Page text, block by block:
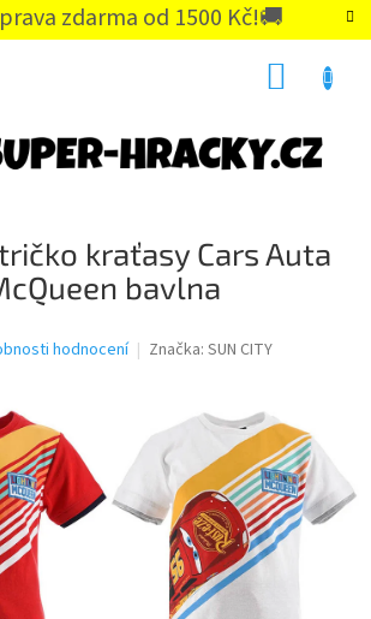
zdarma od 1500 Kč!🚚
kraťasy Cars Auta
bavlna
hodnocení Značka: SUN CITY